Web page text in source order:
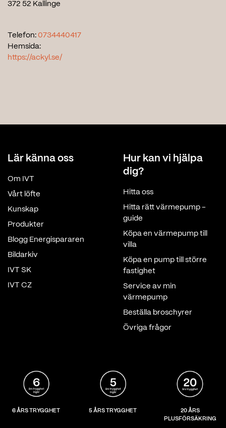
372 52 Kallinge
Telefon: 0734440417
Hemsida:
https://ackyl.se/
Lär känna oss
Om IVT
Vårt löfte
Kunskap
Produkter
Blogg Energispararen
Bildarkiv
IVT SK
IVT CZ
Hur kan vi hjälpa
dig?
Hitta oss
Hitta rätt värmepump -
guide
Köpa en värmepump till
villa
Köpa en pump till större
fastighet
Service av min
värmepump
Beställa broschyrer
Övriga frågor
6 ÅRS TRYGGHET 5 ÅRS TRYGGHET
20 ÅRS
PLUSFÖRSÄKRING